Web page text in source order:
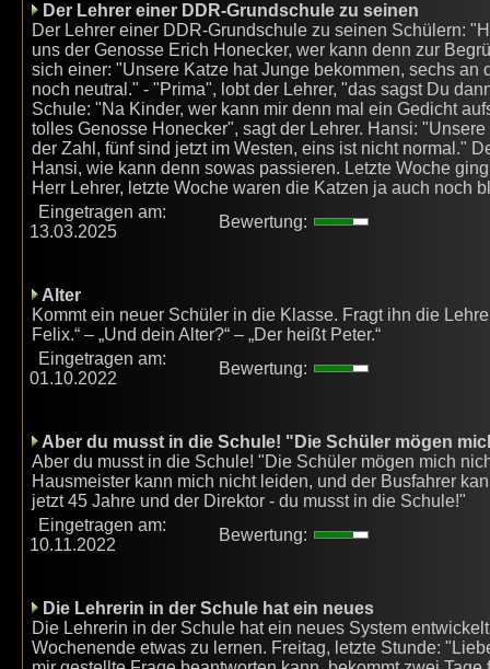
Der Lehrer einer DDR-Grundschule zu seinen
Der Lehrer einer DDR-Grundschule zu seinen Schülern:
uns der Genosse Erich Honecker, wer kann denn zur
sich einer: "Unsere Katze hat Junge bekommen, sechs an
noch neutral." - "Prima", lobt der Lehrer, "das sagst Du
Schule: "Na Kinder, wer kann mir denn mal ein Gedicht
tolles Genosse Honecker", sagt der Lehrer. Hansi:
der Zahl, fünf sind jetzt im Westen, eins ist nicht normal."
Hansi, wie kann denn sowas passieren. Letzte Woche
Herr Lehrer, letzte Woche waren die Katzen ja auch noch
Eingetragen am:
13.03.2025
Bewertung:
Alter
Kommt ein neuer Schüler in die Klasse. Fragt ihn die
Felix.“ – „Und dein Alter?“ – „Der heißt Peter.“
Eingetragen am:
01.10.2022
Bewertung:
Aber du musst in die Schule! "Die Schüler mögen
Aber du musst in die Schule! "Die Schüler mögen mich
Hausmeister kann mich nicht leiden, und der Busfahrer
jetzt 45 Jahre und der Direktor - du musst in die Schule!"
Eingetragen am:
10.11.2022
Bewertung:
Die Lehrerin in der Schule hat ein neues
Die Lehrerin in der Schule hat ein neues System
Wochenende etwas zu lernen. Freitag, letzte Stunde: